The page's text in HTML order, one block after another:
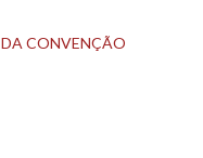
CONVENÇÃO